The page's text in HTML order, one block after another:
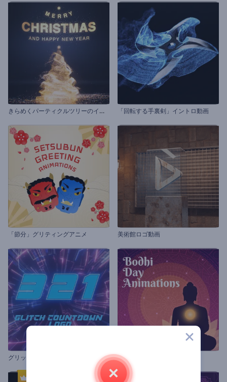
き
らめくパーティクルツリーのイントロ動画 「回転する手裏剣」イントロ動画
「節分」グリティングアニメ 美術館ロゴ動画
グリッチなカウントダウンのロゴ 菩提樹の日 アニメーション